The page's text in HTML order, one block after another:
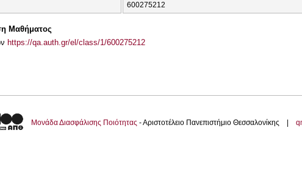
600275212
Μαθήματος
https://qa.auth.gr/el/class/1/600275212
Μονάδα Διασφάλισης Ποιότητας - Αριστοτέλειο Πανεπιστήμιο Θεσσαλονίκης |